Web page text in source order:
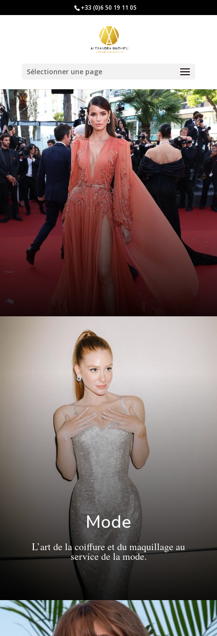
+33 (0)6 50 19 11 05
Sélectionner une page
Mode
L’art de la coiffure et du maquillage au
service de la mode.